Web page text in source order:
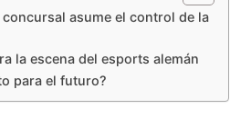
asume el control de la
la escena del esports alemán
para el futuro?